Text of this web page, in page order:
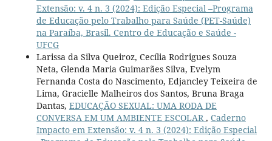
Extensão: v. 4 n. 3 (2024): Edição Especial –Programa
de Educação pelo Trabalho para Saúde (PET-Saúde)
na Paraíba, Brasil. Centro de Educação e Saúde -
UFCG
Larissa da Silva Queiroz, Cecília Rodrigues Souza
Neta, Glenda Maria Guimarães Silva, Evelym
Fernanda Costa do Nascimento, Edjancley Teixeira de
Lima, Gracielle Malheiros dos Santos, Bruna Braga
Dantas, EDUCAÇÃO SEXUAL: UMA RODA DE
CONVERSA EM UM AMBIENTE ESCOLAR, Caderno
Impacto em Extensão: v. 4 n. 3 (2024): Edição Especial